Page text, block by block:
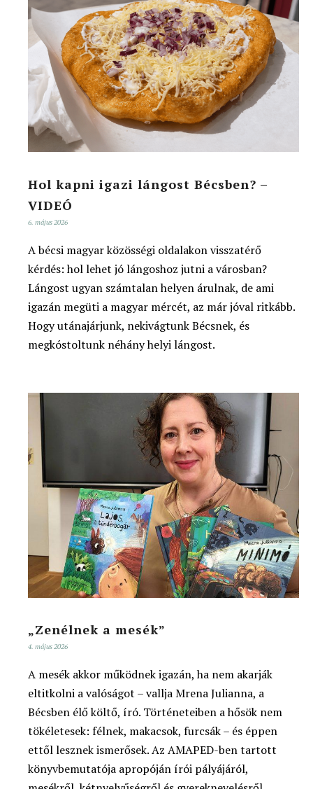
Hol kapni igazi lángost Bécsben? –
VIDEÓ
6. május 2026
A bécsi magyar közösségi oldalakon visszatérő
kérdés: hol lehet jó lángoshoz jutni a városban?
Lángost ugyan számtalan helyen árulnak, de ami
igazán megüti a magyar mércét, az már jóval ritkább.
Hogy utánajárjunk, nekivágtunk Bécsnek, és
megkóstoltunk néhány helyi lángost.
„Zenélnek a mesék”
4. május 2026
A mesék akkor működnek igazán, ha nem akarják
eltitkolni a valóságot – vallja Mrena Julianna, a
Bécsben élő költő, író. Történeteiben a hősök nem
tökéletesek: félnek, makacsok, furcsák – és éppen
ettől lesznek ismerősek. Az AMAPED-ben tartott
könyvbemutatója apropóján írói pályájáról,